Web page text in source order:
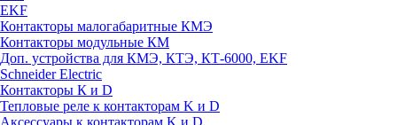
EKF
Контакторы малогабаритные КМЭ
Контакторы модульные КМ
Доп. устройства для КМЭ, КТЭ, КТ-6000, EKF
Schneider Electric
Контакторы К и D
Тепловые реле к контакторам K и D
Аксессуары к контакторам K и D